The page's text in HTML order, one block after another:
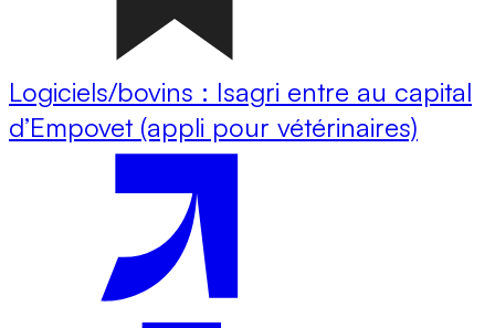
Logiciels/bovins : Isagri entre au capital
d’Empovet (appli pour vétérinaires)